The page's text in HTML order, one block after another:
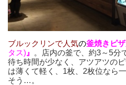
ブルックリンで人気の釜焼きピ
タス) 』
。店内の釜で、約3～5分
待ち時間が少なく、アツアツの
は薄くて軽く、1枚、2枚位なら
そう…。